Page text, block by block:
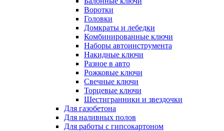
Воротки
Головки
Домкраты и лебедки
Комбинированные ключи
Наборы автоинструмента
Накидные ключи
Разное в авто
Рожковые ключи
Свечные ключи
Торцевые ключи
Шестигранники и звездочки
Для газобетона
Для наливных полов
Для работы с гипсокартоном